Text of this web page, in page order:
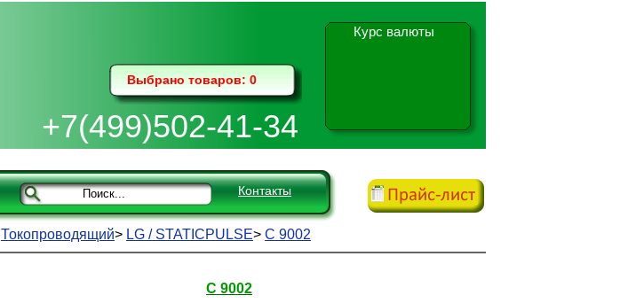
Выбрано товаров: 0
+7(499)502-41-34
Курс валюты
Контакты
Токопроводящий> LG / STATICPULSE> C 9002
C 9002